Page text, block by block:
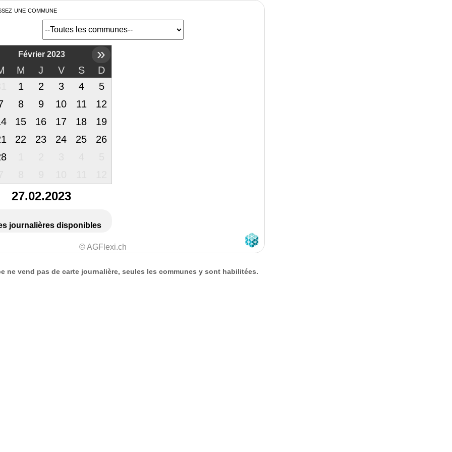
une commune
Février 2023 »
M J V S
D
1 2 3 4
5
8 9 10 11
12
15 16 17 18
19
22 23 24 25
26
27.02.2023
journalières disponibles
© AGFlexi.ch
ne vend pas de carte journalière, seules les communes y sont habilitées.